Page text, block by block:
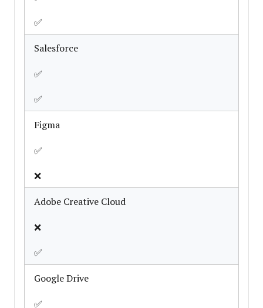
✅
Salesforce
✅
✅
Figma
✅
❌
Adobe Creative Cloud
❌
✅
Google Drive
✅